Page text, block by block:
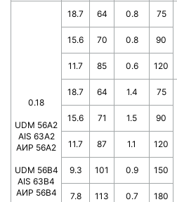
0.18
UDM 56A2
AIS 63A2
АИР 56А2
UDM 56B4
AIS 63B4
АИР 56В4
18.7 64 0.8
75
15.6 70 0.8 90
11.7 85 0.6 120
18.7 64 1.4 75
15.6 71 1.5 90
11.7 87 1.1 120
9.3 101 0.9 150
7.8 113 0.7 180